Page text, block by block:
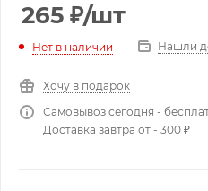
265 ₽/шт
Нет в наличии Нашли
Хочу в подарок
Самовывоз сегодня -
Доставка завтра от - 300 ₽